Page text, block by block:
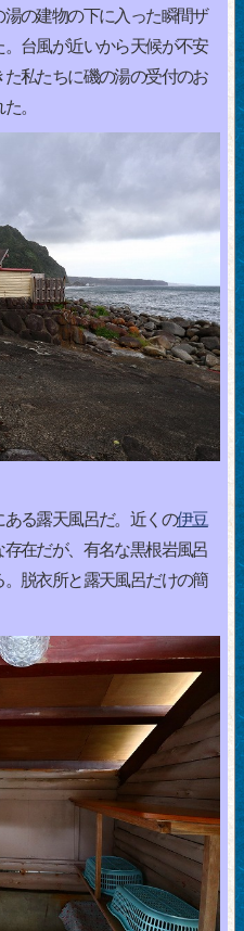
の建物の下に入った瞬間ザ
台風が近いから天候が不安
私たちに磯の湯の受付のお
。
る露天風呂だ。近くの伊豆
存在だが、有名な黒根岩風呂
脱衣所と露天風呂だけの簡